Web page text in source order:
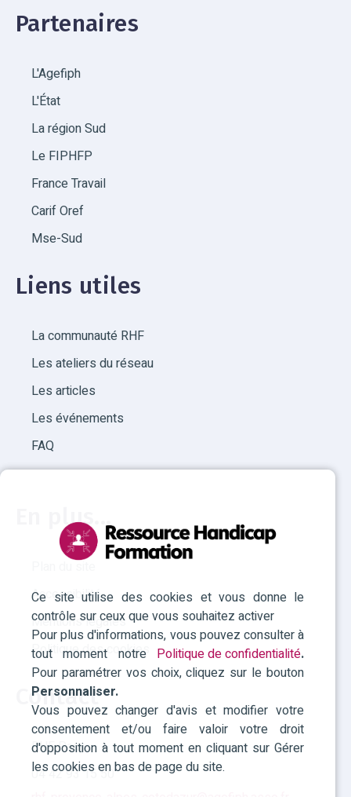
Ce site utilise des cookies et vous donne le
contrôle sur ceux que vous souhaitez activer
Pour plus d'informations, vous pouvez consulter à
tout moment notre Politique de confidentialité.
Pour paramétrer vos choix, cliquez sur le bouton
Personnaliser.
Vous pouvez changer d'avis et modifier votre
consentement et/ou faire valoir votre droit
d'opposition à tout moment en cliquant sur Gérer
les cookies en bas de page du site.
Partenaires
L'Agefiph
L'État
La région Sud
Le FIPHFP
France Travail
Carif Oref
Mse-Sud
Liens utiles
La communauté RHF
Les ateliers du réseau
Les articles
Les événements
FAQ
En plus...
Plan du site
Accessibilité
Mentions légales
Politique des cookies
Contact
RHF Paca
04 42 93 15 50